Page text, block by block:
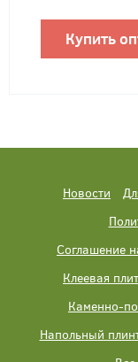
Купить
Новости
Соглашение
Клеевая
Каменно-
Напольный